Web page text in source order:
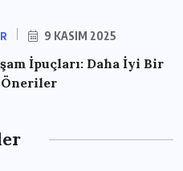
9 KASIM 2025
İpuçları: Daha İyi Bir